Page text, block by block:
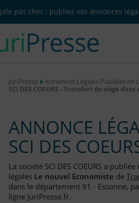
pas cher : publiez vos annonces
JuriPresse
Annonces Légales Publiées en
SCI DES COEURS - Transfert de siège
ANNONCE
SCI DES
La société SCI DES COEURS a publiée
légales Le nouvel Economiste de
dans le département 91 - Essonne,
ligne JuriPresse.fr.